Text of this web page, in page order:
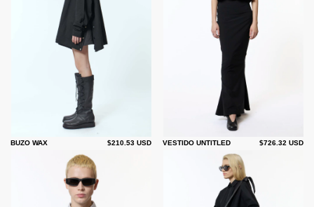
BUZO WAX $210.53 USD VESTIDO UNTITLED $726.32 USD